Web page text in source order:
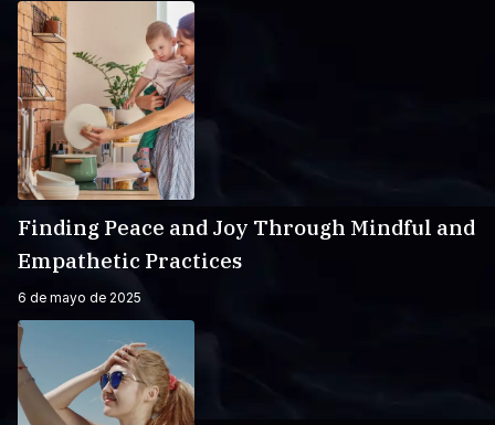
Finding Peace and Joy Through Mindful and
Empathetic Practices
6 de mayo de 2025